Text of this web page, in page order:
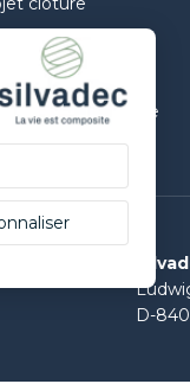
façade
de mise en oeuvre
D-